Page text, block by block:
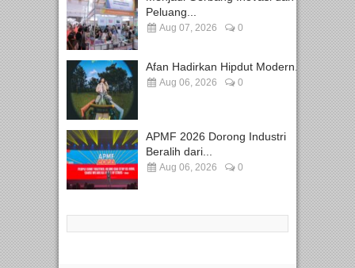
Peluang...
Aug 07, 2026 0
Afan Hadirkan Hipdut Modern...
Aug 06, 2026 0
APMF 2026 Dorong Industri
Beralih dari...
Aug 06, 2026 0